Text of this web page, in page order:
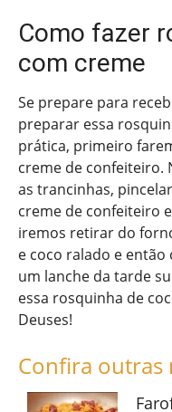
Como fazer
com creme
Se prepare para
preparar essa
prática, primeiro
creme de confeiteiro.
as trancinhas,
creme de confeiteiro
iremos retirar do
e coco ralado e
um lanche da tarde
essa rosquinha de
Deuses!
Confira outras